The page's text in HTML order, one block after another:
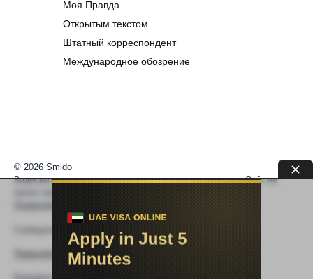
Моя Правда
Открытым текстом
Штатный корреспондент
Международное обозрение
© 2026 Smido
Видеоматериалы встраиваются из открытых источников. Сайт не
Сообщите нам если Видео не работает
Правообладателям